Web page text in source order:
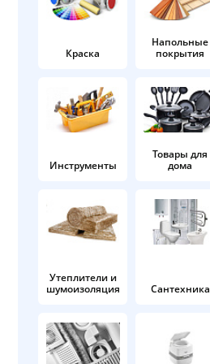
Краска
Напольные
покрытия
Инструменты
Товары для
дома
Утеплители и
шумоизоляция
Сантехника